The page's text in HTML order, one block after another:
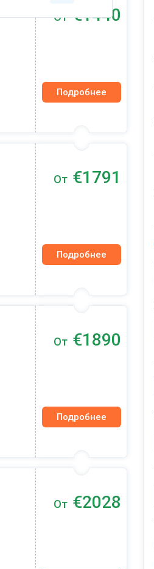
От €1440
Подробнее
От €1791
Подробнее
От €1890
Подробнее
От €2028